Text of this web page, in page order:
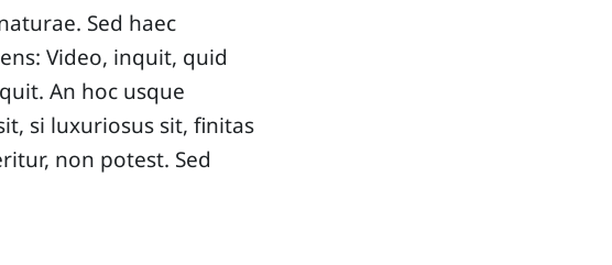
Sed haec
Video, inquit, quid
An hoc usque
si luxuriosus sit, finitas
non potest. Sed